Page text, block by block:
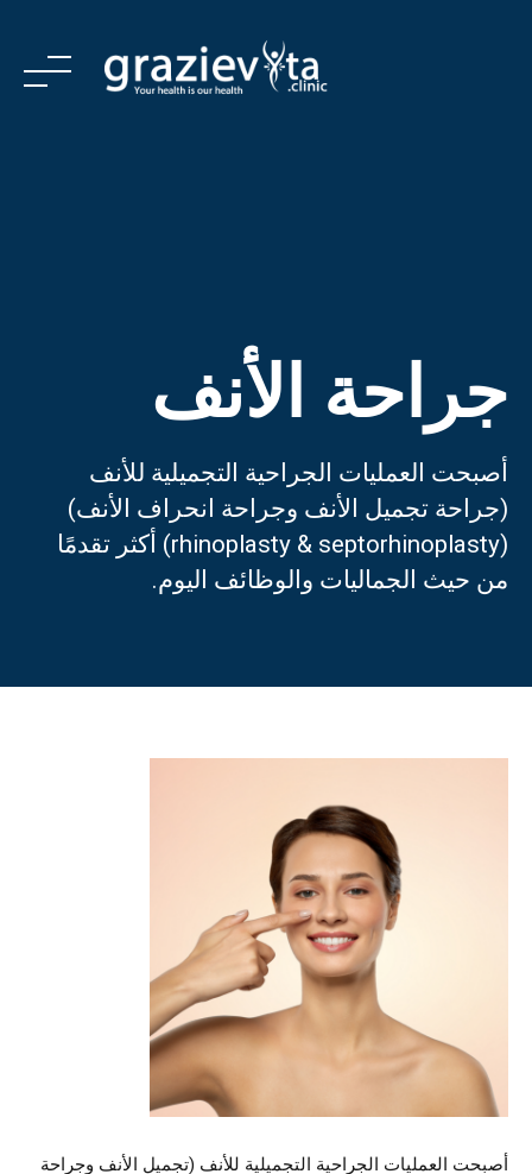
الخدمات
اتصل بنا
العربية
Deutsch
(الألمانية)
Italiano
(الإيطالية)
فارسی(الفارسية)
Русский
(الروسية)
English
(الإنجليزية
Español
(
جراحة الأنف
أصبحت العمليات الجراحية التجميلية للأنف
(جراحة تجميل الأنف وجراحة انحراف الأنف)
(rhinoplasty & septorhinoplasty) أكثر تقدمًا
من حيث الجماليات والوظائف اليوم.
أصبحت العمليات الجراحية التجميلية للأنف (تجميل الأنف وجراحة